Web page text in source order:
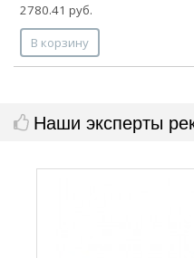
2780.41 руб.
В корзину
Наши эксперты